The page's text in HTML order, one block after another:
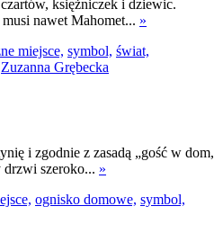
księżniczek i dziewic.
nawet Mahomet... »
miejsce, symbol, świat,
Zuzanna Grębecka
i zgodnie z zasadą „gość w dom,
szeroko... »
ognisko domowe, symbol,